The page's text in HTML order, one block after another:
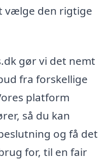
vælge den rigtige
gør vi det nemt
fra forskellige
platform
så du kan
og få det
for, til en fair